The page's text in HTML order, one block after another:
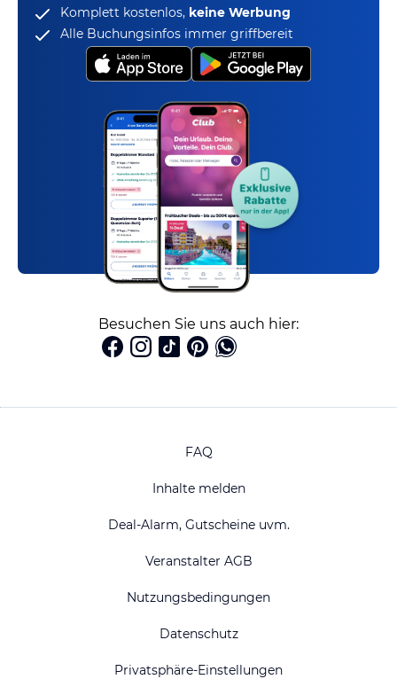
Komplett kostenlos, keine Werbung
Alle Buchungsinfos immer griffbereit
Besuchen Sie uns auch hier:
FAQ
Inhalte melden
Deal-Alarm, Gutscheine uvm.
Veranstalter AGB
Nutzungsbedingungen
Datenschutz
Privatsphäre-Einstellungen